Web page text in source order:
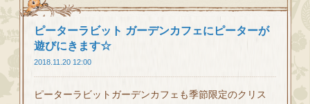
ピーターラビット ガーデンカフェにピーターが
遊びにきます☆
2018.11.20 12:00
ピーターラビットガーデンカフェも季節限定のクリス